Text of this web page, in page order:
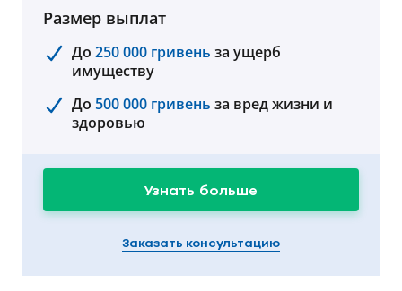
Размер выплат
До 250 000 гривень за ущерб
имуществу
До 500 000 гривень за вред жизни и
здоровью
Заказать консультацию
Узнать больше